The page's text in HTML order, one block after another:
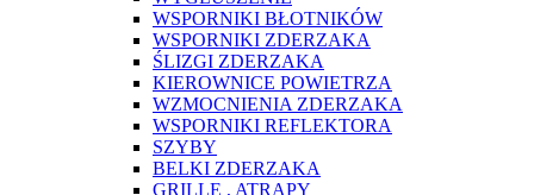
WSPORNIKI BŁOTNIKÓW
WSPORNIKI ZDERZAKA
ŚLIZGI ZDERZAKA
KIEROWNICE POWIETRZA
WZMOCNIENIA ZDERZAKA
WSPORNIKI REFLEKTORA
SZYBY
BELKI ZDERZAKA
GRILLE , ATRAPY